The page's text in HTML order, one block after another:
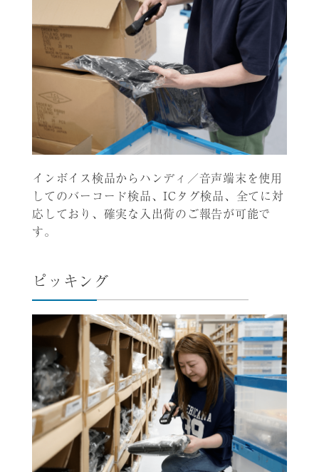
インボイス検品からハンディ／音声端末を使用
してのバーコード検品、ICタグ検品、全てに対
応しており、確実な入出荷のご報告が可能で
す。
ピッキング